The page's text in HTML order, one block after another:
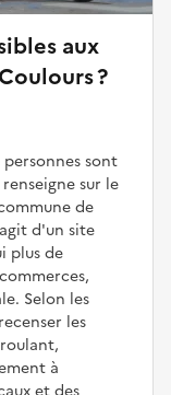
aux
?
sont
sur le
de
d'un site
plus de
Selon les
les
à